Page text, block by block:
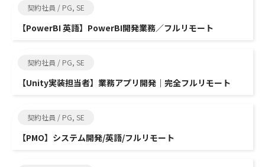
契約社員 / PG, SE
【PowerBI 英語】PowerBI開発業務／フルリモート
契約社員 / PG, SE
【Unity実装担当者】業務アプリ開発｜完全フルリモート
契約社員 / PG, SE
【PMO】システム開発/英語/フルリモート